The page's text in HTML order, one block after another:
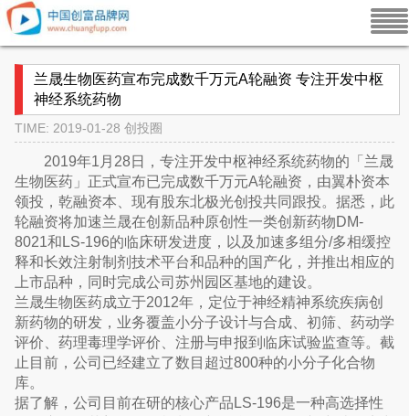
兰晟生物医药宣布完成数千万元A轮融资 专注开发中枢
神经系统药物
TIME: 2019-01-28 创投圈
2019年1月28日，专注开发中枢神经系统药物的「兰晟
生物医药」正式宣布已完成数千万元A轮融资，由翼朴资本
领投，乾融资本、现有股东北极光创投共同跟投。据悉，此
轮融资将加速兰晟在创新品种原创性一类创新药物DM-
8021和LS-196的临床研发进度，以及加速多组分/多相缓控
释和长效注射制剂技术平台和品种的国产化，并推出相应的
上市品种，同时完成公司苏州园区基地的建设。
兰晟生物医药成立于2012年，定位于神经精神系统疾病创
新药物的研发，业务覆盖小分子设计与合成、初筛、药动学
评价、药理毒理学评价、注册与申报到临床试验监查等。截
止目前，公司已经建立了数目超过800种的小分子化合物
库。
据了解，公司目前在研的核心产品LS-196是一种高选择性